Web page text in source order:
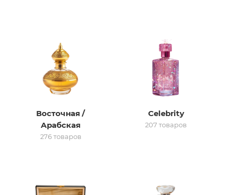
сертификатВосточная /
Арабская
276 товаров
Celebrity
207 товаров